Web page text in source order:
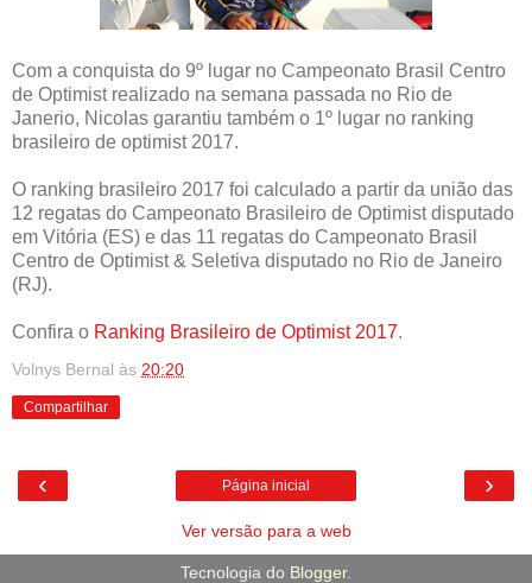
Com a conquista do 9º lugar no Campeonato Brasil Centro
de Optimist realizado na semana passada no Rio de
Janerio, Nicolas garantiu também o 1º lugar no ranking
brasileiro de optimist 2017.
O ranking brasileiro 2017 foi calculado a partir da união das
12 regatas do Campeonato Brasileiro de Optimist disputado
em Vitória (ES) e das 11 regatas do Campeonato Brasil
Centro de Optimist & Seletiva disputado no Rio de Janeiro
(RJ).
Confira o Ranking Brasileiro de Optimist 2017.
Volnys Bernal às 20:20
Compartilhar
‹ ›
Página inicial
Ver versão para a web
Tecnologia do Blogger.